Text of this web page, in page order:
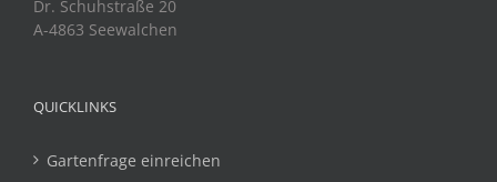
Dr. Schuhstraße 20
A-4863 Seewalchen
QUICKLINKS
Gartenfrage einreichen